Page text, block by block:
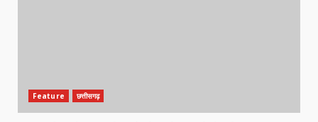
Feature छत्तीसगढ़